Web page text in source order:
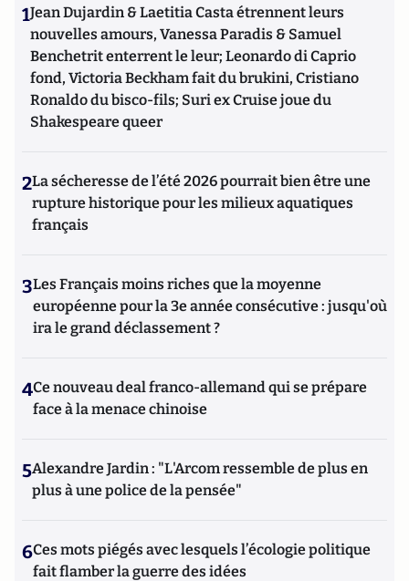
1Jean Dujardin & Laetitia Casta étrennent leurs
nouvelles amours, Vanessa Paradis & Samuel
Benchetrit enterrent le leur; Leonardo di Caprio
fond, Victoria Beckham fait du brukini, Cristiano
Ronaldo du bisco-fils; Suri ex Cruise joue du
Shakespeare queer
2La sécheresse de l’été 2026 pourrait bien être une
rupture historique pour les milieux aquatiques
français
3Les Français moins riches que la moyenne
européenne pour la 3e année consécutive : jusqu'où
ira le grand déclassement ?
4Ce nouveau deal franco-allemand qui se prépare
face à la menace chinoise
5Alexandre Jardin : "L'Arcom ressemble de plus en
plus à une police de la pensée"
6Ces mots piégés avec lesquels l’écologie politique
fait flamber la guerre des idées